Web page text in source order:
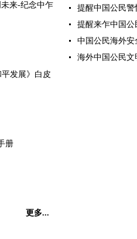
来-纪念中乍
平发展》白皮
册
更多...
提醒中国公民警
提醒来乍中国公
中国公民海外安
海外中国公民文